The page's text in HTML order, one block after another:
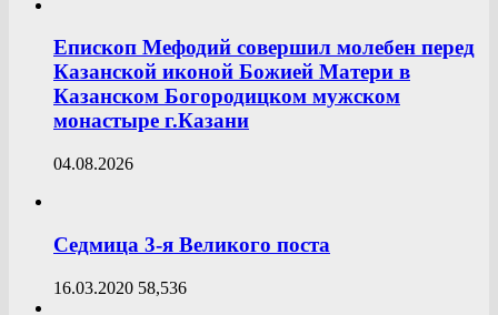
Епископ Мефодий совершил молебен перед
Казанской иконой Божией Матери в
Казанском Богородицком мужском
монастыре г.Казани
04.08.2026
Седмица 3-я Великого поста
16.03.2020 58,536